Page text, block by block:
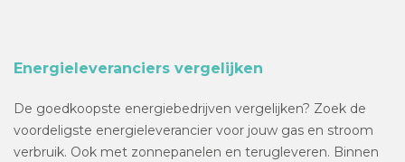
Energieleveranciers vergelijken
De goedkoopste energiebedrijven vergelijken? Zoek de
voordeligste energieleverancier voor jouw gas en stroom
verbruik. Ook met zonnepanelen en terugleveren. Binnen